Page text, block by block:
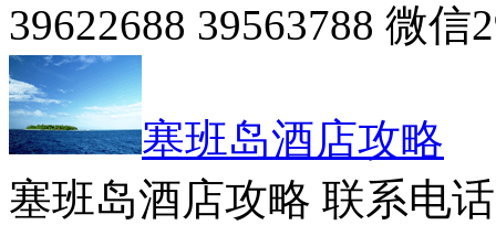
39622688 39563788 微信
塞班岛酒店攻略
塞班岛酒店攻略 联系电